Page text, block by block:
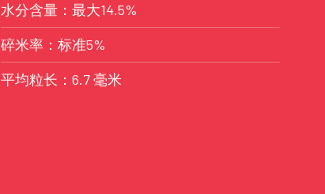
水分含量：最大14.5%
碎米率：标准5%
平均粒长：6.7 毫米